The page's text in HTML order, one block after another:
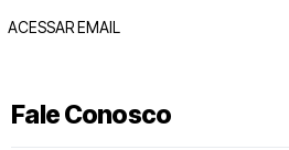
ACESSAR EMAIL
Fale Conosco